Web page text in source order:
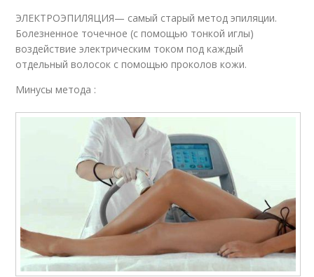
ЭЛЕКТРОЭПИЛЯЦИЯ— самый старый метод эпиляции.
Болезненное точечное (с помощью тонкой иглы)
воздействие электрическим током под каждый
отдельный волосок с помощью проколов кожи.
Минусы метода :